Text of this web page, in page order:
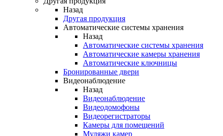
Назад
Другая продукция
Автоматические системы хранения
Назад
Автоматические системы хранения
Автоматические камеры хранения
Автоматические ключницы
Бронированные двери
Видеонаблюдение
Назад
Видеонаблюдение
Видеодомофоны
Видеорегистраторы
Камеры для помещений
Муляжи камер